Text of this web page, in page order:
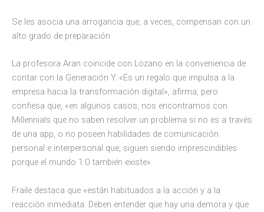
Se les asocia una arrogancia que, a veces, compensan con un
alto grado de preparación
La profesora Aran coincide con Lozano en la conveniencia de
contar con la Generación Y. «Es un regalo que impulsa a la
empresa hacia la transformación digital», afirma, pero
confiesa que, «en algunos casos, nos encontramos con
Millennials que no saben resolver un problema si no es a través
de una app, o no poseen habilidades de comunicación
personal e interpersonal que, siguen siendo imprescindibles
porque el mundo 1.0 también existe».
Fraile destaca que «están habituados a la acción y a la
reacción inmediata. Deben entender que hay una demora y que